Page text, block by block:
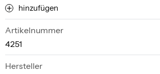
hinzufügen
Artikelnummer
4251
Hersteller